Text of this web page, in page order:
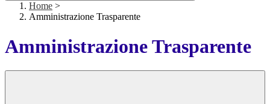
Home >
Amministrazione Trasparente
Amministrazione Trasparente